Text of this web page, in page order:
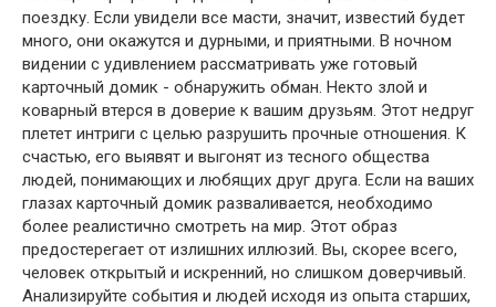
поездку. Если увидели все масти, значит, известий будет
много, они окажутся и дурными, и приятными. В ночном
видении с удивлением рассматривать уже готовый
карточный домик - обнаружить обман. Некто злой и
коварный втерся в доверие к вашим друзьям. Этот недруг
плетет интриги с целью разрушить прочные отношения. К
счастью, его выявят и выгонят из тесного общества
людей, понимающих и любящих друг друга. Если на ваших
глазах карточный домик разваливается, необходимо
более реалистично смотреть на мир. Этот образ
предостерегает от излишних иллюзий. Вы, скорее всего,
человек открытый и искренний, но слишком доверчивый.
Анализируйте события и людей исходя из опыта старших,